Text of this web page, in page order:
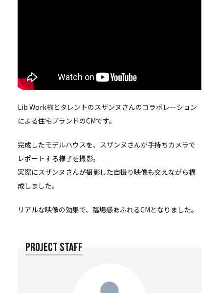
Lib Work様とタレントのスザンヌさんのコラボレーション
による住宅ブランドのCMです。
完成したモデルハウスを、スザンヌさんが手持ちカメラで
レポートする様子を撮影。
実際にスザンヌさんが撮影した自撮り映像も交えながら構
成しました。
リアルな映像の効果で、臨場感あふれるCMとなりました。
PROJECT STAFF